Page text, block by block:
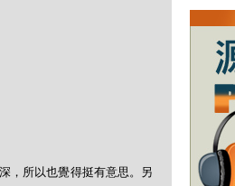
，所以也覺得挺有意思。
另